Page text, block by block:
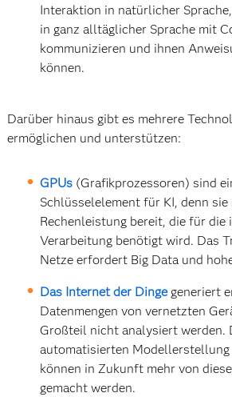
Interaktion in natürlicher
in ganz alltäglicher Sprache mit
kommunizieren und ihnen
können.
Darüber hinaus gibt es mehrere
ermöglichen und unterstützen:
GPUs (Grafikprozessoren) sind
Schlüsselelement für KI, denn
Rechenleistung bereit, die für die
Verarbeitung benötigt wird. Das
Netze erfordert Big Data und
Das Internet der Dinge generiert
Datenmengen von vernetzten
Großteil nicht analysiert werden.
automatisierten
können in Zukunft mehr von
gemacht werden.